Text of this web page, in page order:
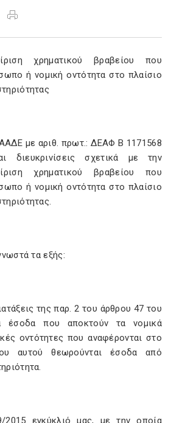
χρηματικού βραβείου που
ή νομική οντότητα στο πλαίσιο
με αριθ. πρωτ.: ΔΕΑΦ Β 1171568
διευκρινίσεις σχετικά με την
χρηματικού βραβείου που
ή νομική οντότητα στο πλαίσιο
τα εξής:
της παρ. 2 του άρθρου 47 του
έσοδα που αποκτούν τα νομικά
οντότητες που αναφέρονται στο
αυτού θεωρούνται έσοδα από
εγκύκλιό μας, με την οποία